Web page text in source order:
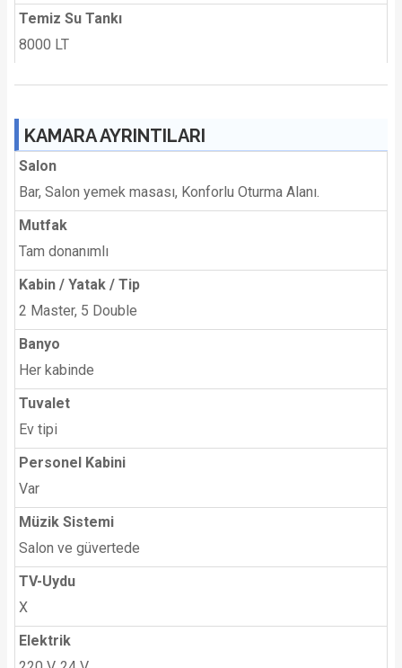
Temiz Su Tankı
8000 LT
KAMARA AYRINTILARI
Salon
Bar, Salon yemek masası, Konforlu Oturma Alanı.
Mutfak
Tam donanımlı
Kabin / Yatak / Tip
2 Master, 5 Double
Banyo
Her kabinde
Tuvalet
Ev tipi
Personel Kabini
Var
Müzik Sistemi
Salon ve güvertede
TV-Uydu
X
Elektrik